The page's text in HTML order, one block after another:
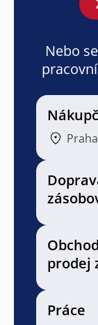
Nebo
Praha
prodej
Práce